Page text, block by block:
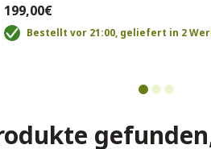
199,00€
Bestellt vor 21:00, geliefert in 2